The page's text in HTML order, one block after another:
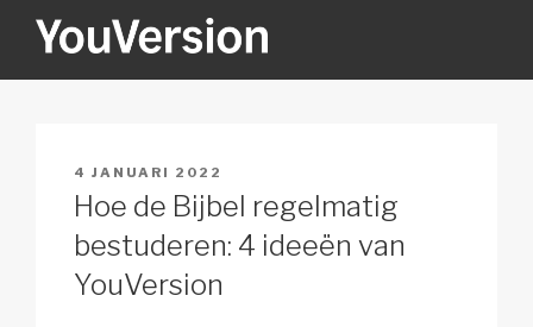
YOUVERSION
GEPLAATST
OP
4 JANUARI 2022
Hoe de Bijbel regelmatig
bestuderen: 4 ideeën van
YouVersion